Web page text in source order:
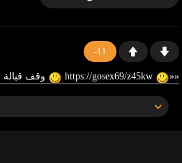
-11
«
« وقف قبالة
-2